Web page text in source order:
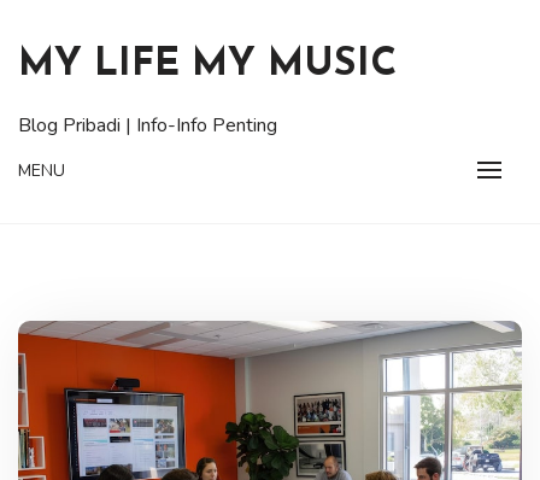
content
MY LIFE MY MUSIC
Blog Pribadi | Info-Info Penting
MENU